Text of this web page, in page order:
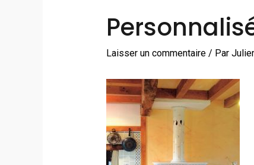
Laisser un commentaire / Par